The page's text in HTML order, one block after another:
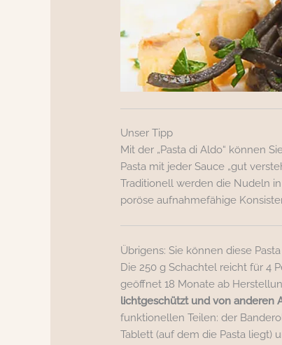
Unser Tipp
Mit der „Pasta di Aldo“ können
Pasta mit jeder Sauce „gut
Traditionell werden die Nudeln
poröse aufnahmefähige
Übrigens: Sie können diese
Die 250 g Schachtel reicht für 4
geöffnet 18 Monate ab
lichtgeschützt und von anderen
funktionellen Teilen: der
Tablett (auf dem die Pasta liegt)